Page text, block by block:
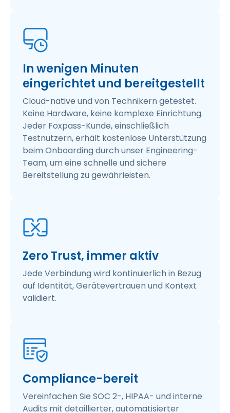
In wenigen Minuten
eingerichtet und bereitgestellt
Cloud-native und von Technikern getestet.
Keine Hardware, keine komplexe Einrichtung.
Jeder Foxpass-Kunde, einschließlich
Testnutzern, erhält kostenlose Unterstützung
beim Onboarding durch unser Engineering-
Team, um eine schnelle und sichere
Bereitstellung zu gewährleisten.
Zero Trust, immer aktiv
Jede Verbindung wird kontinuierlich in Bezug
auf Identität, Gerätevertrauen und Kontext
validiert.
Compliance-bereit
Vereinfachen Sie SOC 2-, HIPAA- und interne
Audits mit detaillierter, automatisierter